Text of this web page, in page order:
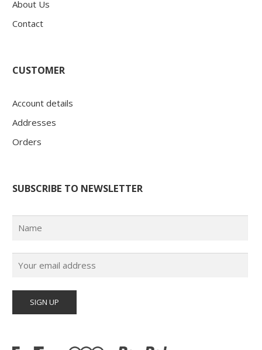
About Us
Contact
CUSTOMER
Account details
Addresses
Orders
SUBSCRIBE TO NEWSLETTER